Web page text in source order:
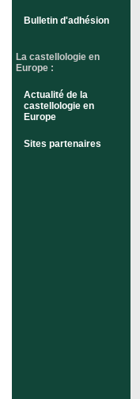
Bulletin d'adhésion
La castellologie en
Europe :
Actualité de la
castellologie en
Europe
Sites partenaires